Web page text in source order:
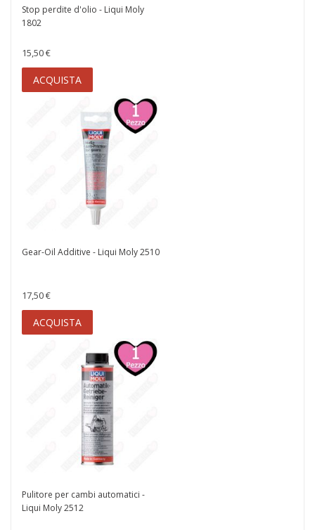
Stop perdite d'olio - Liqui Moly
1802
15,50 €
ACQUISTA
Gear-Oil Additive - Liqui Moly 2510
17,50 €
ACQUISTA
Pulitore per cambi automatici -
Liqui Moly 2512